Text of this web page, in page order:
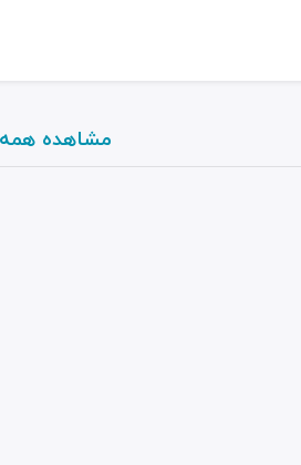
مشاهده همه